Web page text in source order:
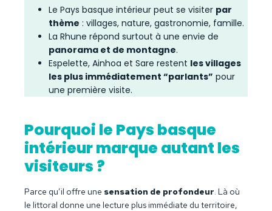
Le Pays basque intérieur peut se visiter par
thème : villages, nature, gastronomie, famille.
La Rhune répond surtout à une envie de
panorama et de montagne.
Espelette, Ainhoa et Sare restent les villages
les plus immédiatement “parlants” pour
une première visite.
Pourquoi le Pays basque
intérieur marque autant les
visiteurs ?
Parce qu’il offre une sensation de profondeur. Là où
le littoral donne une lecture plus immédiate du territoire,